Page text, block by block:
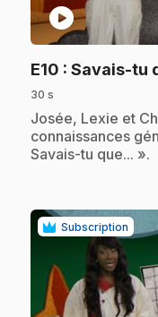
play_circle
E10 : Savais-tu
30 s
.Josée, Lexie et
connaissances
Savais-tu que... ».
Subscription